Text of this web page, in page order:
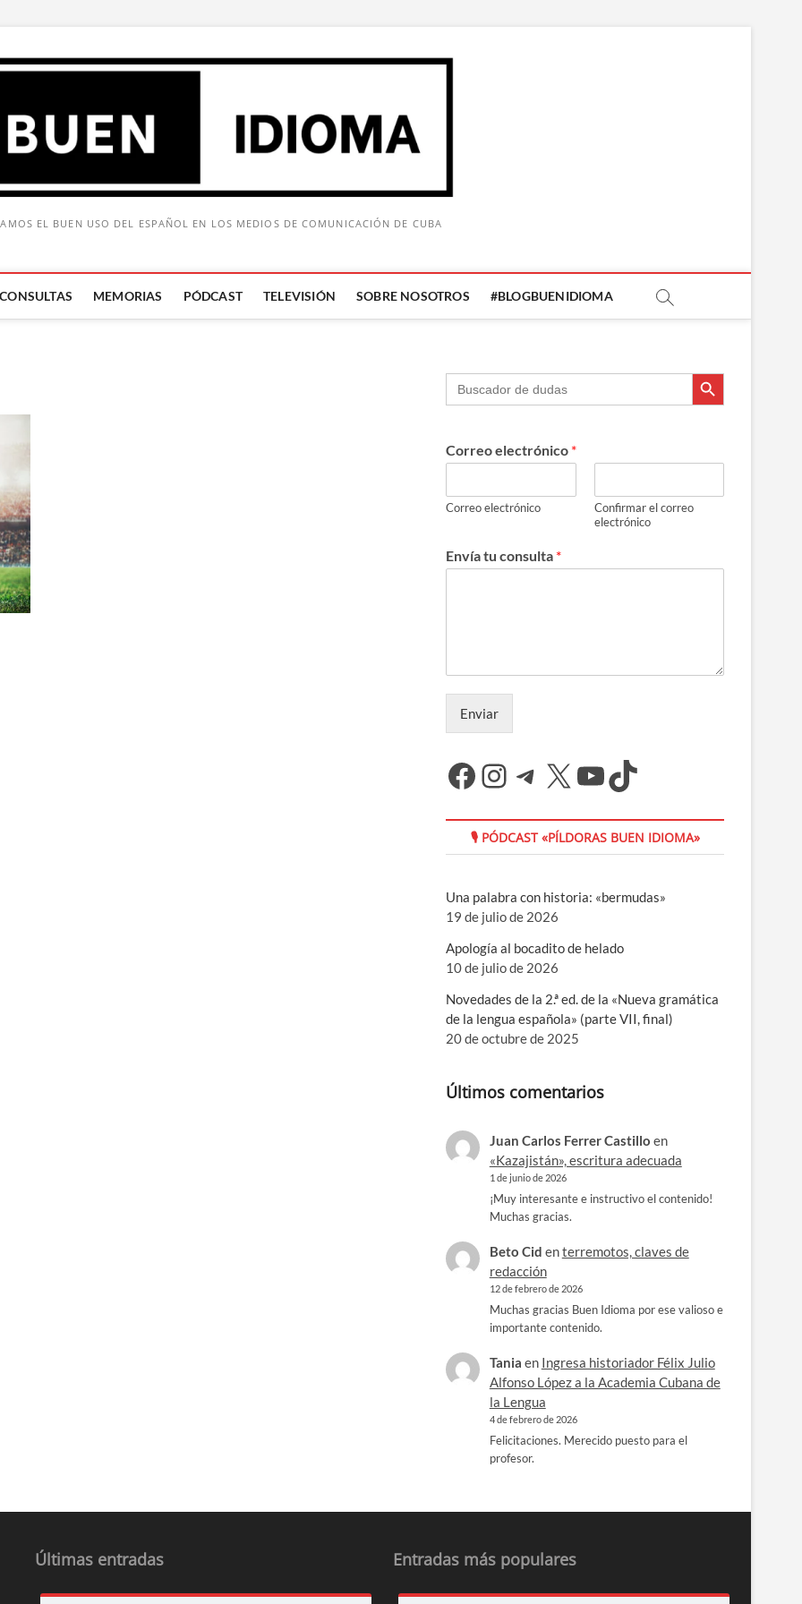
EL BUEN USO DEL ESPAÑOL EN LOS MEDIOS DE COMUNICACIÓN DE CUBA
CONSULTAS MEMORIAS PÓDCAST TELEVISIÓN SOBRE NOSOTROS #BLOGBUENIDIOMA
Buscar: Botón de búsqueda
Buscar: Botón de búsqueda
Correo electrónico *
Correo electrónico
Confirmar el correo
electrónico
Envía tu consulta *
Enviar
Facebook
Instagram
Telegram
X YouTube
TikTok
🎙 PÓDCAST «PÍLDORAS BUEN IDIOMA»
Una palabra con historia: «bermudas»
19 de julio de 2026
Apología al bocadito de helado
10 de julio de 2026
Novedades de la 2.ª ed. de la «Nueva gramática
de la lengua española» (parte VII, final)
20 de octubre de 2025
Últimos comentarios
Juan Carlos Ferrer Castillo en
«Kazajistán», escritura adecuada
1 de junio de 2026
¡Muy interesante e instructivo el contenido!
Muchas gracias.
Beto Cid enterremotos, claves de
redacción
12 de febrero de 2026
Muchas gracias Buen Idioma por ese valioso e
importante contenido.
Tania en Ingresa historiador Félix Julio
Alfonso López a la Academia Cubana de
la Lengua
4 de febrero de 2026
Felicitaciones. Merecido puesto para el
profesor.
Últimas entradas Entradas más populares